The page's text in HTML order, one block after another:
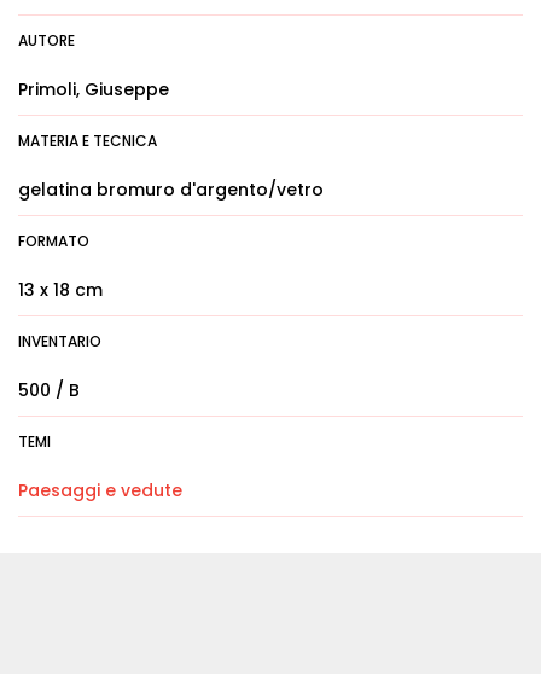
AUTORE
Primoli, Giuseppe
MATERIA E TECNICA
gelatina bromuro d'argento/vetro
FORMATO
13 x 18 cm
INVENTARIO
500 / B
TEMI
Paesaggi e vedute